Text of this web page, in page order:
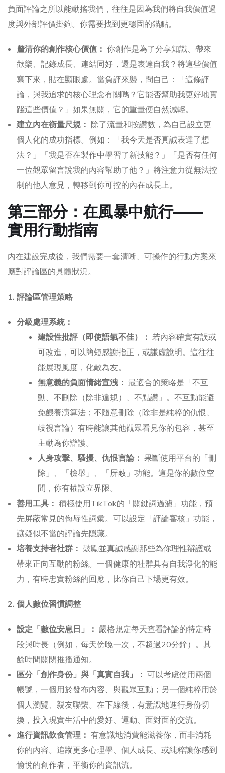
負面評論之所以能動搖我們，往往是因為我們將自我價值過
度與外部評價掛鉤。你需要找到更穩固的錨點。
釐清你的創作核心價值： 你創作是為了分享知識、帶來
歡樂、記錄成長、連結同好，還是表達自我？將這些價值
寫下來，貼在顯眼處。當負評來襲，問自己：「這條評
論，與我追求的核心理念有關嗎？它能否幫助我更好地實
踐這些價值？」如果無關，它的重量便自然減輕。
建立內在衡量尺規： 除了流量和按讚數，為自己設立更
個人化的成功指標。例如：「我今天是否真誠表達了想
法？」「我是否在製作中學習了新技能？」「是否有任何
一位觀眾留言說我的內容幫助了他？」將注意力從無法控
制的他人意見，轉移到你可控的內在成長上。
第三部分：在風暴中航行——
實用行動指南
內在建設完成後，我們需要一套清晰、可操作的行動方案來
應對評論區的具體狀況。
1. 評論區管理策略
分級處理系統：
建設性批評（即使語氣不佳）： 若內容確實有誤或
可改進，可以簡短感謝指正，或謙虛說明。這往往
能展現風度，化敵為友。
無意義的負面情緒宣洩： 最適合的策略是「不互
動、不刪除（除非違規）、不點讚」。不互動能避
免餵養演算法；不隨意刪除（除非是純粹的仇恨、
歧視言論）有時能讓其他觀眾看見你的包容，甚至
主動為你辯護。
人身攻擊、騷擾、仇恨言論： 果斷使用平台的「刪
除」、「檢舉」、「屏蔽」功能。這是你的數位空
間，你有權設立界限。
善用工具： 積極使用TikTok的「關鍵詞過濾」功能，預
先屏蔽常見的侮辱性詞彙。可以設定「評論審核」功能，
讓疑似不當的評論先隱藏。
培養支持者社群： 鼓勵並真誠感謝那些為你理性辯護或
帶來正向互動的粉絲。一個健康的社群具有自我淨化的能
力，有時忠實粉絲的回應，比你自己下場更有效。
2. 個人數位習慣調整
設定「數位安息日」： 嚴格規定每天查看評論的特定時
段與時長（例如，每天傍晚一次，不超過20分鐘）。其
餘時間關閉推播通知。
區分「創作身份」與「真實自我」： 可以考慮使用兩個
帳號，一個用於發布內容、與觀眾互動；另一個純粹用於
個人瀏覽、親友聯繫。在下線後，有意識地進行身份切
換，投入現實生活中的愛好、運動、面對面的交流。
進行資訊飲食管理： 有意識地消費能滋養你，而非消耗
你的內容。追蹤更多心理學、個人成長、或純粹讓你感到
愉悅的創作者，平衡你的資訊流。